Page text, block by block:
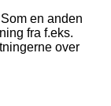
en anden
fra f.eks.
over